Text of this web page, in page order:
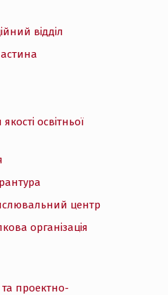
відділ
освітньої
центр
організація
проектно-